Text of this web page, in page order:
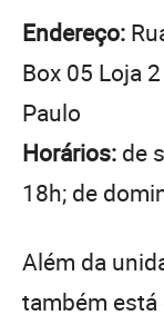
Endereço:
Box 05 Loja
Paulo
Horários: de
18h; de
Além da
também está